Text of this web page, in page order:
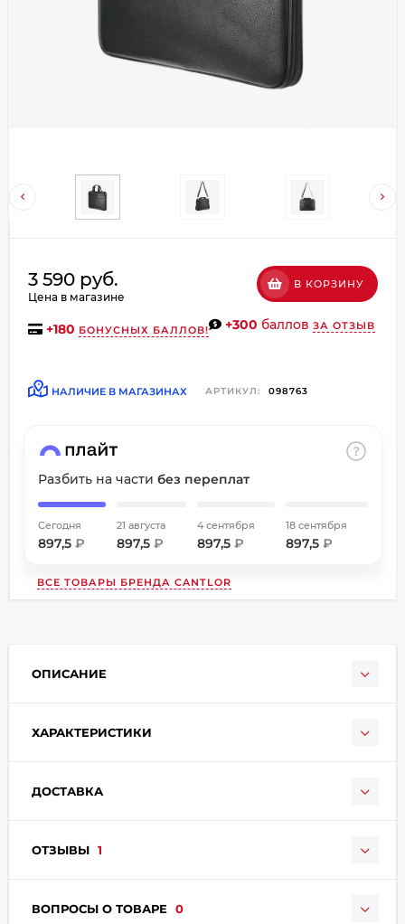
3 590 руб.
Цена в магазине
В КОРЗИНУ
+180 БОНУСНЫХ БАЛЛОВ! +300 баллов ЗА ОТЗЫВ
НАЛИЧИЕ В МАГАЗИНАХ АРТИКУЛ: 098763
Разбить на части без переплат
Сегодня
897,5 ₽
21 августа
897,5 ₽
4 сентября
897,5 ₽
18 сентября
897,5₽
ВСЕ ТОВАРЫ БРЕНДА CANTLOR
ОПИСАНИЕ
ХАРАКТЕРИСТИКИ
ДОСТАВКА
ОТЗЫВЫ 1
ВОПРОСЫ О ТОВАРЕ 0
Добавляйте товары
в корзину
Получайте товар
выбранный способом
Оставшиеся
списываться
с вашей карты
каждые 2 недели
Подробнее
25
2 недели
8 800 302-02-51